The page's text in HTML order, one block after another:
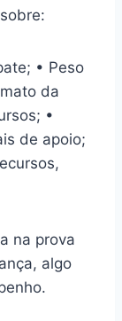
• Peso
da
•
de apoio;
na prova
algo